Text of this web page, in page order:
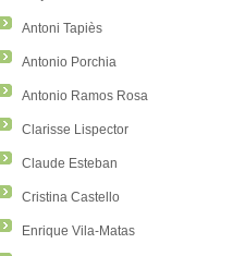
Antoni Tapiès
Antonio Porchia
Antonio Ramos Rosa
Clarisse Lispector
Claude Esteban
Cristina Castello
Enrique Vila-Matas